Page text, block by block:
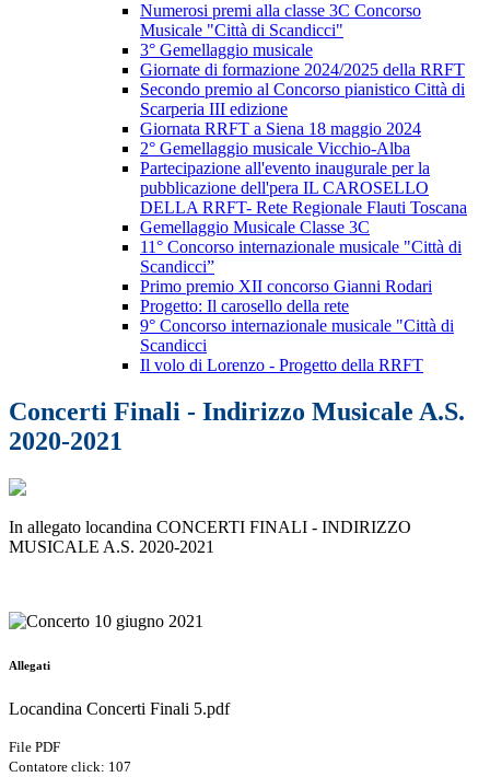
Numerosi premi alla classe 3C Concorso
Musicale "Città di Scandicci"
3° Gemellaggio musicale
Giornate di formazione 2024/2025 della RRFT
Secondo premio al Concorso pianistico Città di
Scarperia III edizione
Giornata RRFT a Siena 18 maggio 2024
2° Gemellaggio musicale Vicchio-Alba
Partecipazione all'evento inaugurale per la
pubblicazione dell'pera IL CAROSELLO
DELLA RRFT- Rete Regionale Flauti Toscana
Gemellaggio Musicale Classe 3C
11° Concorso internazionale musicale "Città di
Scandicci”
Primo premio XII concorso Gianni Rodari
Progetto: Il carosello della rete
9° Concorso internazionale musicale "Città di
Scandicci
Il volo di Lorenzo - Progetto della RRFT
Concerti Finali - Indirizzo Musicale A.S.
2020-2021
In allegato locandina CONCERTI FINALI - INDIRIZZO
MUSICALE A.S. 2020-2021
Allegati
Locandina Concerti Finali 5.pdf
File PDF
Contatore click: 107